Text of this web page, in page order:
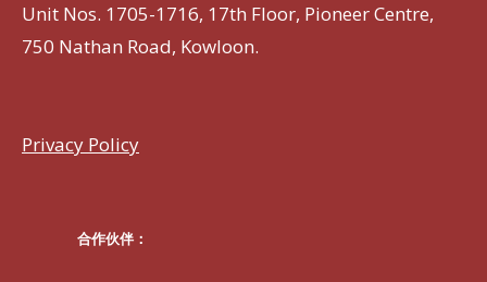
Unit Nos. 1705-1716, 17th Floor, Pioneer Centre,
750 Nathan Road, Kowloon.
Privacy Policy
合作伙伴：